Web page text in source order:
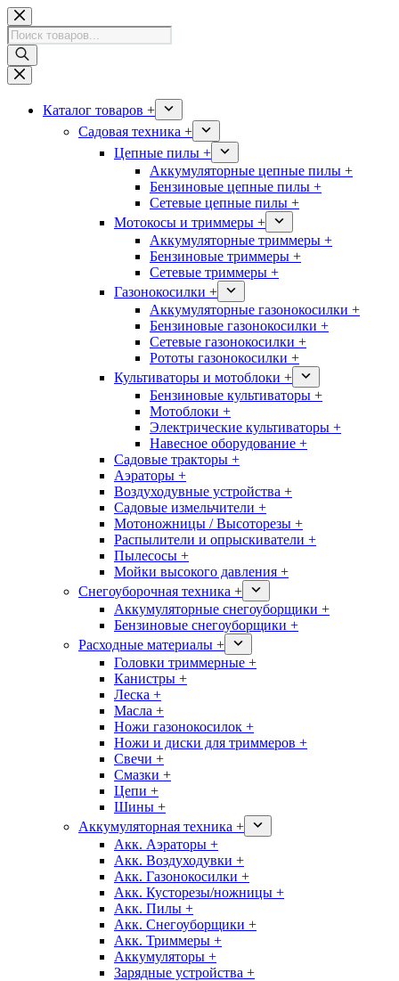
Перейти
к
сути
Поиск
товаров
Каталог товаров +
Садовая техника +
Цепные пилы +
Аккумуляторные цепные пилы +
Бензиновые цепные пилы +
Сетевые цепные пилы +
Мотокосы и триммеры +
Аккумуляторные триммеры +
Бензиновые триммеры +
Сетевые триммеры +
Газонокосилки +
Аккумуляторные газонокосилки +
Бензиновые газонокосилки +
Сетевые газонокосилки +
Рототы газонокосилки +
Культиваторы и мотоблоки +
Бензиновые культиваторы +
Мотоблоки +
Электрические культиваторы +
Навесное оборудование +
Садовые тракторы +
Аэраторы +
Воздуходувные устройства +
Садовые измельчители +
Мотоножницы / Высоторезы +
Распылители и опрыскиватели +
Пылесосы +
Мойки высокого давления +
Снегоуборочная техника +
Аккумуляторные снегоуборщики +
Бензиновые снегоуборщики +
Расходные материалы +
Головки триммерные +
Канистры +
Леска +
Масла +
Ножи газонокосилок +
Ножи и диски для триммеров +
Свечи +
Смазки +
Цепи +
Шины +
Аккумуляторная техника +
Акк. Аэраторы +
Акк. Воздуходувки +
Акк. Газонокосилки +
Акк. Кусторезы/ножницы +
Акк. Пилы +
Акк. Снегоуборщики +
Акк. Триммеры +
Аккумуляторы +
Зарядные устройства +